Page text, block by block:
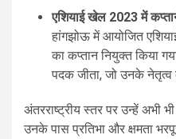
एशियाई खेल 2023 में
हांगझोऊ में आयोजित
का कप्तान नियुक्त किया
पदक जीता, जो उनके नेतृत्व
अंतरराष्ट्रीय स्तर पर उन्हें अभी
उनके पास प्रतिभा और क्षमता